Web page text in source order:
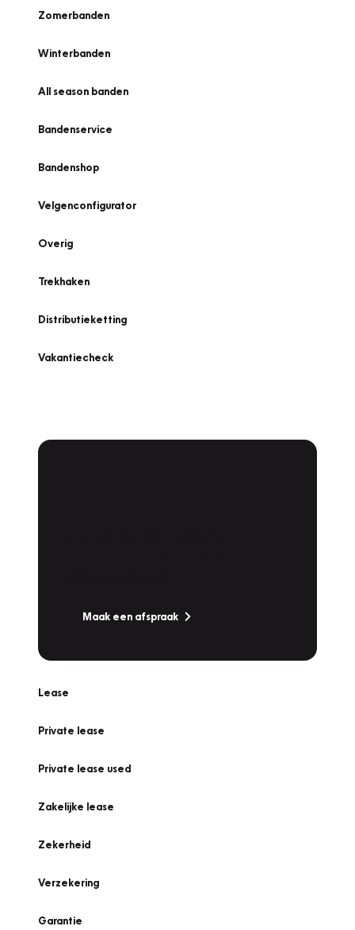
Zomerbanden
Winterbanden
All season banden
Bandenservice
Bandenshop
Velgenconfigurator
Overig
Trekhaken
Distributieketting
Vakantiecheck
Maak een afspraak
Lease
Private lease
Private lease used
Zakelijke lease
Zekerheid
Verzekering
Garantie